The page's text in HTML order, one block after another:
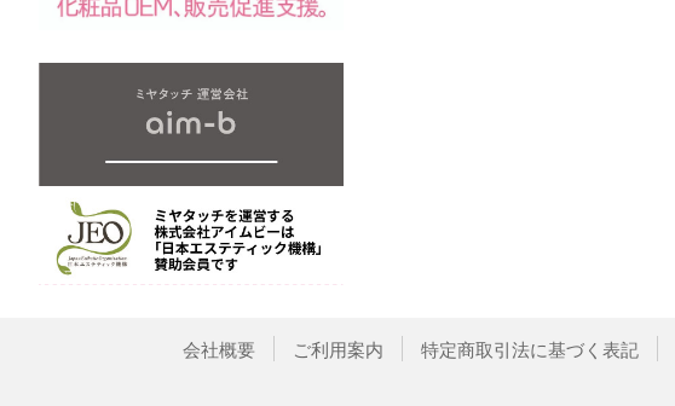
会社概要 ご利用案内 特定商取引法に基づく表記